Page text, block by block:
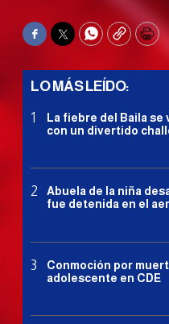
Facebook
TwitterWhatsApp
Copy
LO MÁS LEÍDO:
La fiebre del Baila se
con un divertido
Abuela de la niña
fue detenida en el
Conmoción por
adolescente en CDE